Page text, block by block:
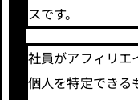
スです。
社員がアフィリエ
個人を特定できる